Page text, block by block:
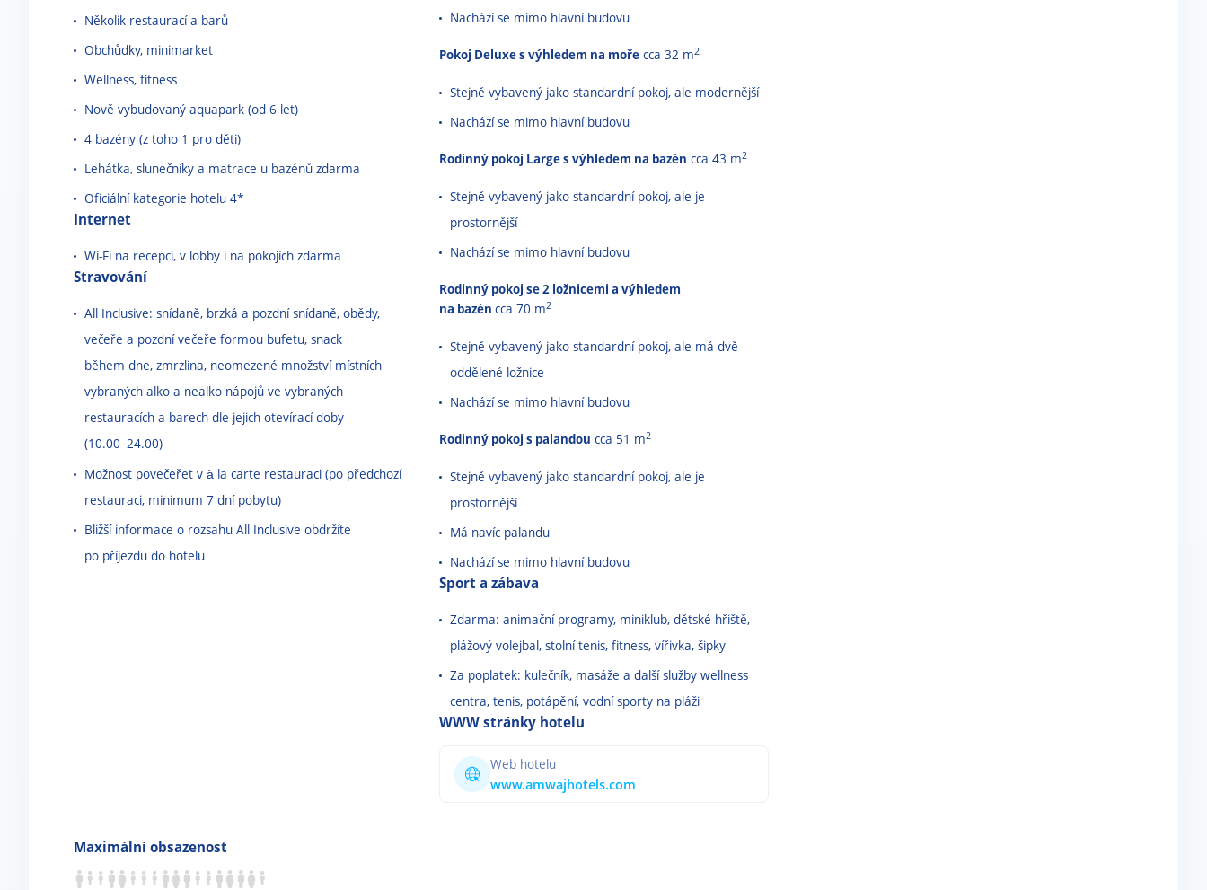
Několik restaurací a barů
Obchůdky, minimarket
Wellness, fitness
Nově vybudovaný aquapark (od 6 let)
4 bazény (z toho 1 pro děti)
Lehátka, slunečníky a matrace u bazénů zdarma
Oficiální kategorie hotelu 4*
Internet
Wi-Fi na recepci, v lobby i na pokojích zdarma
Stravování
All Inclusive: snídaně, brzká a pozdní snídaně, obědy,
večeře a pozdní večeře formou bufetu, snack
během dne, zmrzlina, neomezené množství místních
vybraných alko a nealko nápojů ve vybraných
restauracích a barech dle jejich otevírací doby
(10.00–24.00)
Možnost povečeřet v à la carte restauraci (po předchozí
restauraci, minimum 7 dní pobytu)
Bližší informace o rozsahu All Inclusive obdržíte
po příjezdu do hotelu
Nachází se mimo hlavní budovu
Pokoj Deluxe s výhledem na moře cca 32 m2
Stejně vybavený jako standardní pokoj, ale modernější
Nachází se mimo hlavní budovu
Rodinný pokoj Large s výhledem na bazén cca 43 m2
Stejně vybavený jako standardní pokoj, ale je
prostornější
Nachází se mimo hlavní budovu
Rodinný pokoj se 2 ložnicemi a výhledem
na bazén cca 70 m2
Stejně vybavený jako standardní pokoj, ale má dvě
oddělené ložnice
Nachází se mimo hlavní budovu
Rodinný pokoj s palandou cca 51 m2
Stejně vybavený jako standardní pokoj, ale je
prostornější
Má navíc palandu
Nachází se mimo hlavní budovu
Sport a zábava
Zdarma: animační programy, miniklub, dětské hřiště,
plážový volejbal, stolní tenis, fitness, vířivka, šipky
Za poplatek: kulečník, masáže a další služby wellness
centra, tenis, potápění, vodní sporty na pláži
WWW stránky hotelu
Web hotelu
www.amwajhotels.com
Maximální obsazenost